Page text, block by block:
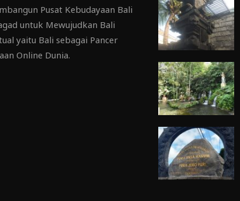
Pusat Kebudayaan Bali
untuk Mewujudkan Bali
yaitu Bali sebagai Pancer
Online Dunia.